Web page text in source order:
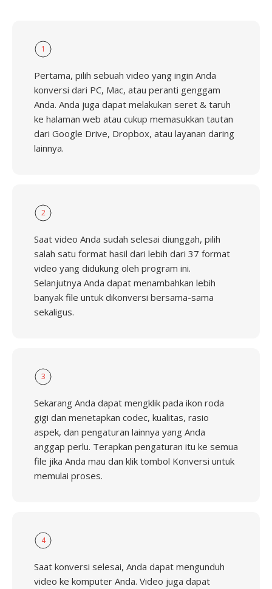
1
Pertama, pilih sebuah video yang ingin Anda
konversi dari PC, Mac, atau peranti genggam
Anda. Anda juga dapat melakukan seret & taruh
ke halaman web atau cukup memasukkan tautan
dari Google Drive, Dropbox, atau layanan daring
lainnya.
2
Saat video Anda sudah selesai diunggah, pilih
salah satu format hasil dari lebih dari 37 format
video yang didukung oleh program ini.
Selanjutnya Anda dapat menambahkan lebih
banyak file untuk dikonversi bersama-sama
sekaligus.
3
Sekarang Anda dapat mengklik pada ikon roda
gigi dan menetapkan codec, kualitas, rasio
aspek, dan pengaturan lainnya yang Anda
anggap perlu. Terapkan pengaturan itu ke semua
file jika Anda mau dan klik tombol Konversi untuk
memulai proses.
4
Saat konversi selesai, Anda dapat mengunduh
video ke komputer Anda. Video juga dapat